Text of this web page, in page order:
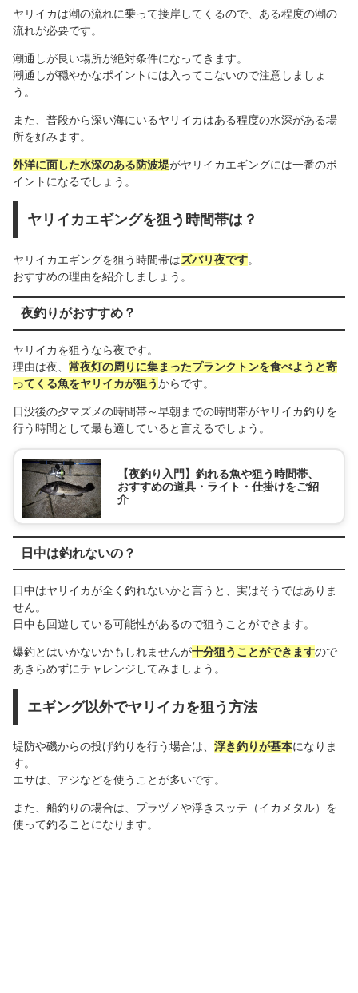
ヤリイカは潮の流れに乗って接岸してくるので、ある程度の潮の
流れが必要です。
潮通しが良い場所が絶対条件になってきます。
潮通しが穏やかなポイントには入ってこないので注意しましょ
う。
また、普段から深い海にいるヤリイカはある程度の水深がある場
所を好みます。
外洋に面した水深のある防波堤がヤリイカエギングには一番のポ
イントになるでしょう。
ヤリイカエギングを狙う時間帯は？
ヤリイカエギングを狙う時間帯はズバリ夜です。
おすすめの理由を紹介しましょう。
夜釣りがおすすめ？
ヤリイカを狙うなら夜です。
理由は夜、 常夜灯の周りに集まったプランクトンを食べようと寄
ってくる魚をヤリイカが狙うからです。
日没後の夕マズメの時間帯～早朝までの時間帯がヤリイカ釣りを
行う時間として最も適していると言えるでしょう。
【夜釣り入門】釣れる魚や狙う時間帯、
おすすめの道具・ライト・仕掛けをご紹
介
日中は釣れないの？
日中はヤリイカが全く釣れないかと言うと、実はそうではありま
せん。
日中も回遊している可能性があるので狙うことができます。
爆釣とはいかないかもしれませんが十分狙うことができますので
あきらめずにチャレンジしてみましょう。
エギング以外でヤリイカを狙う方法
堤防や磯からの投げ釣りを行う場合は、 浮き釣りが基本になりま
す。
エサは、アジなどを使うことが多いです。
また、船釣りの場合は、プラヅノや浮きスッテ（イカメタル）を
使って釣ることになります。